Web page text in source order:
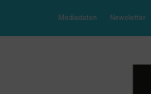
Mediadaten Newsletter